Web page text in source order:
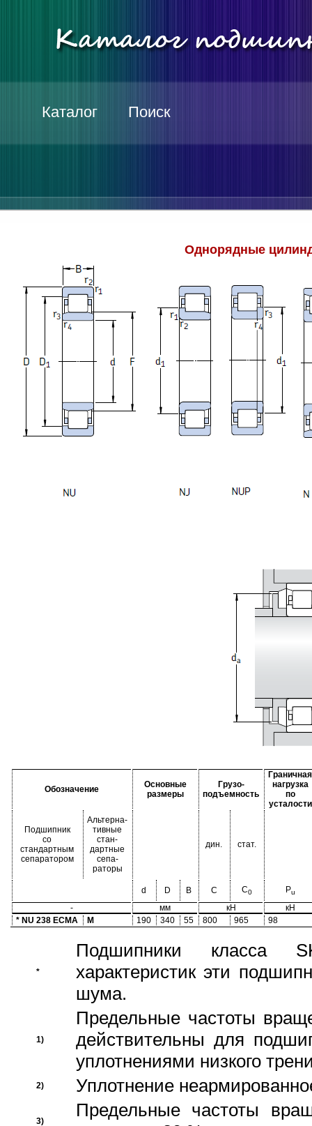
Каталог Поиск
Однорядные
Обозначение
Основные
размеры
Грузо-
подъемность
Граничная
нагрузка
по
усталости
Подшипник
со
стандартным
сепаратором
Альтерна-
тивные
стан-
дартные
сепа-
раторы
дин. стат.
d D B C C0 Pu
- мм кН
кН
* NU 238 ECMA
M 190 340 55 800 965 98
*
Подшипники класса
характеристик эти
шума.
1)
Предельные частоты
действительны для
уплотнениями низкого
2) Уплотнение
3)
Предельные частоты